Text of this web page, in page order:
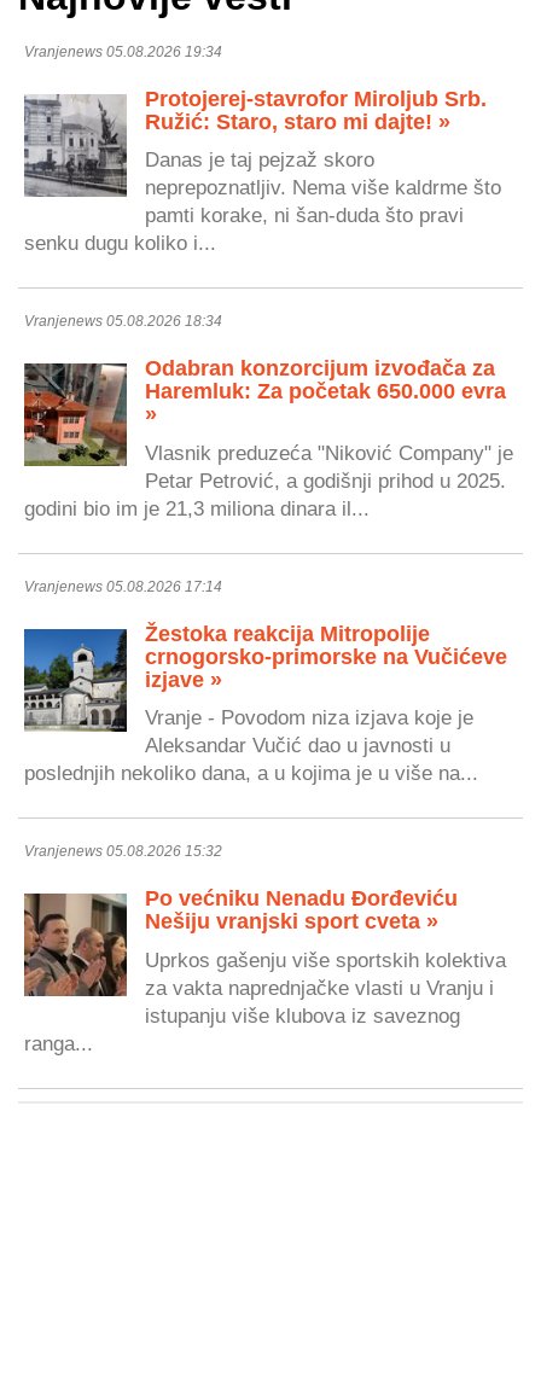
Vranjenews 05.08.2026 19:34
Protojerej-stavrofor Miroljub Srb.
Ružić: Staro, staro mi dajte! »
Danas je taj pejzaž skoro
neprepoznatljiv. Nema više kaldrme što
pamti korake, ni šan-duda što pravi
senku dugu koliko i...
Vranjenews 05.08.2026 18:34
Odabran konzorcijum izvođača za
Haremluk: Za početak 650.000 evra
»
Vlasnik preduzeća "Niković Company" je
Petar Petrović, a godišnji prihod u 2025.
godini bio im je 21,3 miliona dinara il...
Vranjenews 05.08.2026 17:14
Žestoka reakcija Mitropolije
crnogorsko-primorske na Vučićeve
izjave »
Vranje - Povodom niza izjava koje je
Aleksandar Vučić dao u javnosti u
poslednjih nekoliko dana, a u kojima je u više na...
Vranjenews 05.08.2026 15:32
Po većniku Nenadu Đorđeviću
Nešiju vranjski sport cveta »
Uprkos gašenju više sportskih kolektiva
za vakta naprednjačke vlasti u Vranju i
istupanju više klubova iz saveznog
ranga...